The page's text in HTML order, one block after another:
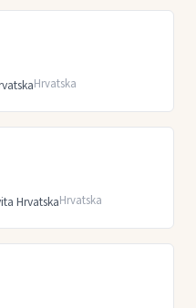
Hrvatska
HrvatskaHrvatska